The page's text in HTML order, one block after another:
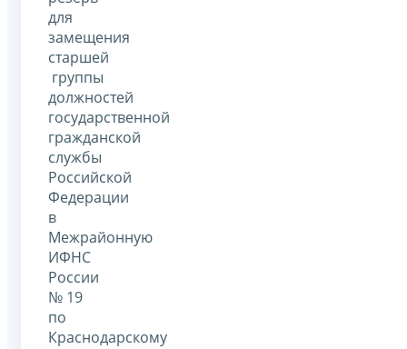
для
замещения
старшей
группы
должностей
государственной
гражданской
службы
Российской
Федерации
в
Межрайонную
ИФНС
России
№ 19
по
Краснодарскому